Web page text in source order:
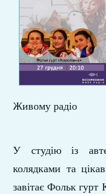
Живому радіо
У студію із
колядками та
завітає Фольк гурт